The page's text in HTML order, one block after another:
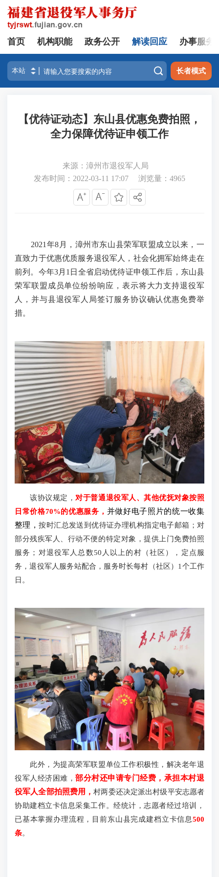
首页 机构职能 政务公开 解读回应 办事服务
 长者模式
【优待证动态】东山县优惠免费拍照，
全力保障优待证申领工作
来源：漳州市退役军人局
发布时间：2022-03-11 17:07
浏览量： 4965
2021年8月，漳州市东山县荣军联盟成立以来，一
直致力于优惠优质服务退役军人，社会化拥军始终走在
前列。今年3月1日全省启动优待证申领工作后，东山县
荣军联盟成员单位纷纷响应，表示将大力支持退役军
人，并与县退役军人局签订服务协议确认优惠免费举
措。
该协议规定， 对于普通退役军人、其他优抚对象按照
日常价格70%的优惠服务， 并做好电子照片的统一收集
整理，按时汇总发送到优待证办理机构指定电子邮箱；对
部分残疾军人、行动不便的特定对象，提供上门免费拍照
服务；对退役军人总数50人以上的村（社区），定点服
务，退役军人服务站配合，服务时长每村（社区）1个工作
日。
此外，为提高荣军联盟单位工作积极性，解决老年退
役军人经济困难，部分村还申请专门经费，承担本村退
役军人全部拍照费用 ，村两委还决定派出村级平安志愿者
协助建档立卡信息采集工作。经统计，志愿者经过培训，
已基本掌握办理流程，目前东山县完成建档立卡信息500
条。